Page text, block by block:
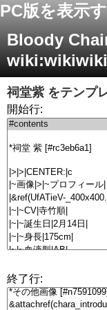
PC版を表示
Bloody
祠堂紫をテンプ
開始行:
終了行: